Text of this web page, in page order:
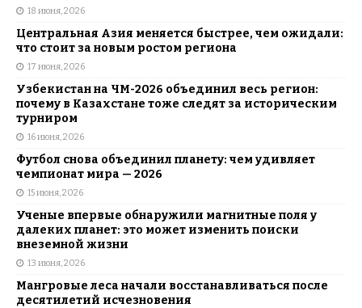
18 июня, 2026
Центральная Азия меняется быстрее, чем ожидали:
что стоит за новым ростом региона
17 июня, 2026
Узбекистан на ЧМ-2026 объединил весь регион:
почему в Казахстане тоже следят за историческим
турниром
16 июня, 2026
Футбол снова объединил планету: чем удивляет
чемпионат мира — 2026
15 июня, 2026
Ученые впервые обнаружили магнитные поля у
далеких планет: это может изменить поиски
внеземной жизни
13 июня, 2026
Мангровые леса начали восстанавливаться после
десятилетий исчезновения